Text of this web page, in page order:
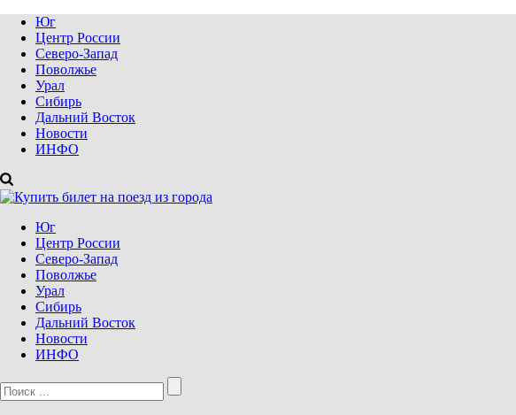
Юг
Центр России
Северо-Запад
Поволжье
Урал
Сибирь
Дальний Восток
Новости
ИНФО
Юг
Центр России
Северо-Запад
Поволжье
Урал
Сибирь
Дальний Восток
Новости
ИНФО